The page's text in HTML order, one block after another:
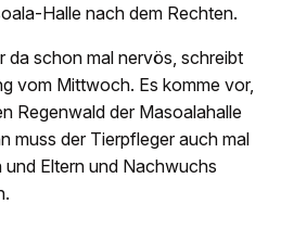
Halle nach dem Rechten.
da schon mal nervös, schreibt
vom Mittwoch. Es komme vor,
Regenwald der Masoalahalle
muss der Tierpfleger auch mal
Eltern und Nachwuchs